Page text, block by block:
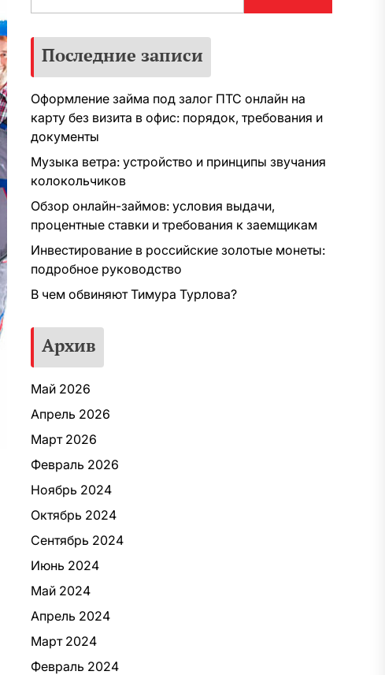
Последние записи
Оформление займа под залог ПТС онлайн на
карту без визита в офис: порядок, требования и
документы
Музыка ветра: устройство и принципы звучания
колокольчиков
Обзор онлайн-займов: условия выдачи,
процентные ставки и требования к заемщикам
Инвестирование в российские золотые монеты:
подробное руководство
В чем обвиняют Тимура Турлова?
Архив
Май 2026
Апрель 2026
Март 2026
Февраль 2026
Ноябрь 2024
Октябрь 2024
Сентябрь 2024
Июнь 2024
Май 2024
Апрель 2024
Март 2024
Февраль 2024